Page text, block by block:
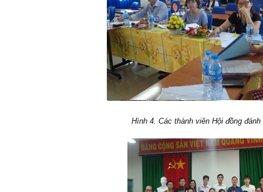
Hình 4. Các thành viên Hội đồng đánh